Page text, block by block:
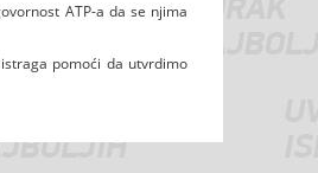
ATP-a da se njima
pomoći da utvrdimo